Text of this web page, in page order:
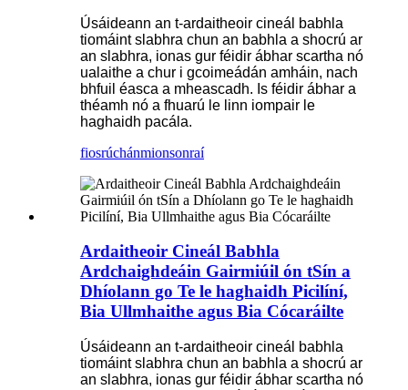
Úsáideann an t-ardaitheoir cineál babhla
tiomáint slabhra chun an babhla a shocrú ar
an slabhra, ionas gur féidir ábhar scartha nó
ualaithe a chur i gcoimeádán amháin, nach
bhfuil éasca a mheascadh. Is féidir ábhar a
théamh nó a fhuarú le linn iompair le
haghaidh pacála.
fiosrúchánmionsonraí
Ardaitheoir Cineál Babhla
Ardchaighdeáin Gairmiúil ón tSín a
Dhíolann go Te le haghaidh Picilíní,
Bia Ullmhaithe agus Bia Cócaráilte
Úsáideann an t-ardaitheoir cineál babhla
tiomáint slabhra chun an babhla a shocrú ar
an slabhra, ionas gur féidir ábhar scartha nó